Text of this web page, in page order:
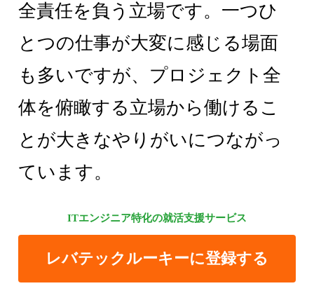
全責任を負う立場です。一つひ
とつの仕事が大変に感じる場面
も多いですが、プロジェクト全
体を俯瞰する立場から働けるこ
とが大きなやりがいにつながっ
ています。
ITエンジニア特化の就活支援サービス
レバテックルーキーに登録する